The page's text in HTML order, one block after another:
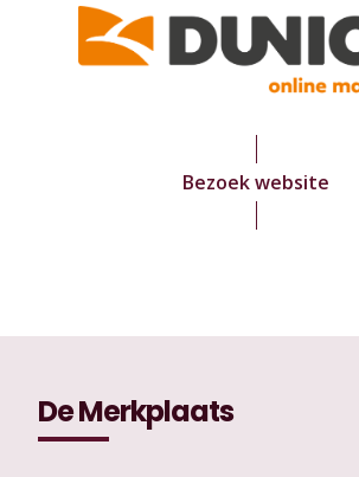
Bezoek website
De Merkplaats